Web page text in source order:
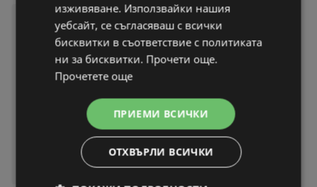
Топ оферти в Kaufland с вали
дност до 02.08.2026
брошура
Изтекла валидност на:
изживяване. Използвайки нашия
уебсайт, се съгласяваш с всички
бисквитки в съответствие с политиката
ни за бисквитки. Прочети още.
Прочетете още
ПРИЕМИ ВСИЧКИ
ОТХВЪРЛИ ВСИЧКИ